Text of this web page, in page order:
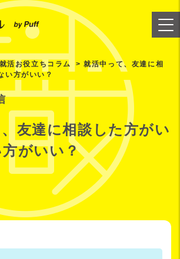
就活お役立ちコラム
就活中って、友達に相
い方がいい？
友達に相談した方がい
がいい？